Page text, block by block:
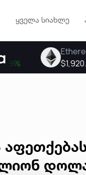
ყველა სიახლე